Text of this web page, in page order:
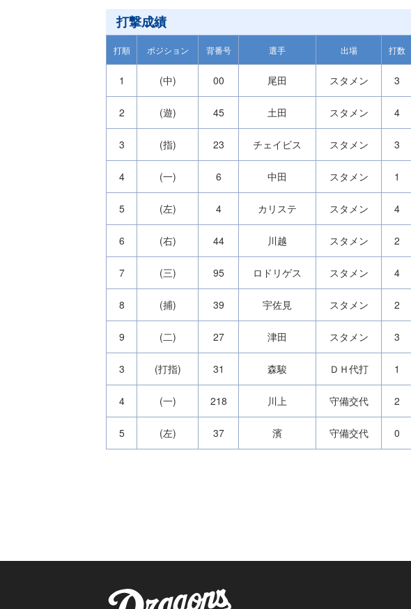
打撃成績
打順 ポジション 背番号 選手 出場 打数
1 (中) 00 尾田 スタメン 3
2 (遊) 45 土田 スタメン 4
3 (指) 23 チェイビス スタメン 3
4 (一) 6 中田 スタメン 1
5 (左) 4 カリステ スタメン 4
6 (右) 44 川越 スタメン 2
7 (三) 95 ロドリゲス スタメン 4
8 (捕) 39 宇佐見 スタメン 2
9 (二) 27 津田 スタメン 3
3 (打指) 31 森駿 ＤＨ代打 1
4 (一) 218 川上 守備交代 2
5 (左) 37 濱 守備交代 0